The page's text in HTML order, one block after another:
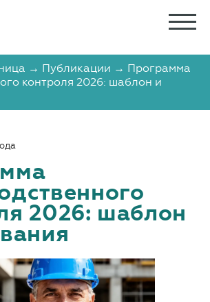
→ Публикации → Программа
контроля 2026: шаблон и
2026: шаблон